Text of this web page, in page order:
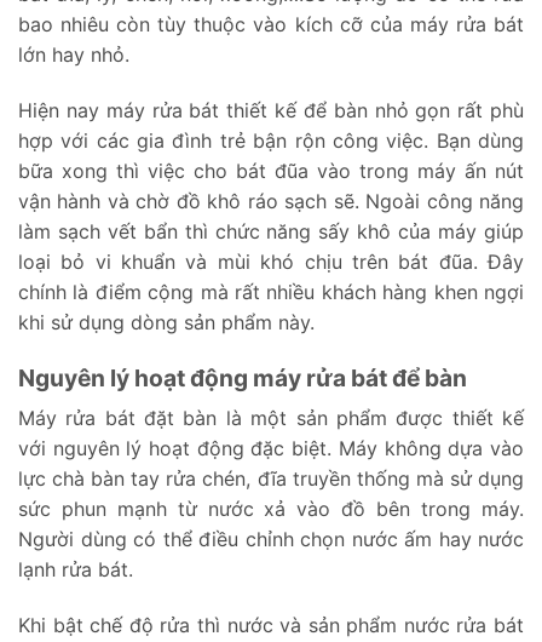
bao nhiêu còn tùy thuộc vào kích cỡ của máy rửa bát
lớn hay nhỏ.
Hiện nay máy rửa bát thiết kế để bàn nhỏ gọn rất phù
hợp với các gia đình trẻ bận rộn công việc. Bạn dùng
bữa xong thì việc cho bát đũa vào trong máy ấn nút
vận hành và chờ đồ khô ráo sạch sẽ. Ngoài công năng
làm sạch vết bẩn thì chức năng sấy khô của máy giúp
loại bỏ vi khuẩn và mùi khó chịu trên bát đũa. Đây
chính là điểm cộng mà rất nhiều khách hàng khen ngợi
khi sử dụng dòng sản phẩm này.
Nguyên lý hoạt động máy rửa bát để bàn
Máy rửa bát đặt bàn là một sản phẩm được thiết kế
với nguyên lý hoạt động đặc biệt. Máy không dựa vào
lực chà bàn tay rửa chén, đĩa truyền thống mà sử dụng
sức phun mạnh từ nước xả vào đồ bên trong máy.
Người dùng có thể điều chỉnh chọn nước ấm hay nước
lạnh rửa bát.
Khi bật chế độ rửa thì nước và sản phẩm nước rửa bát